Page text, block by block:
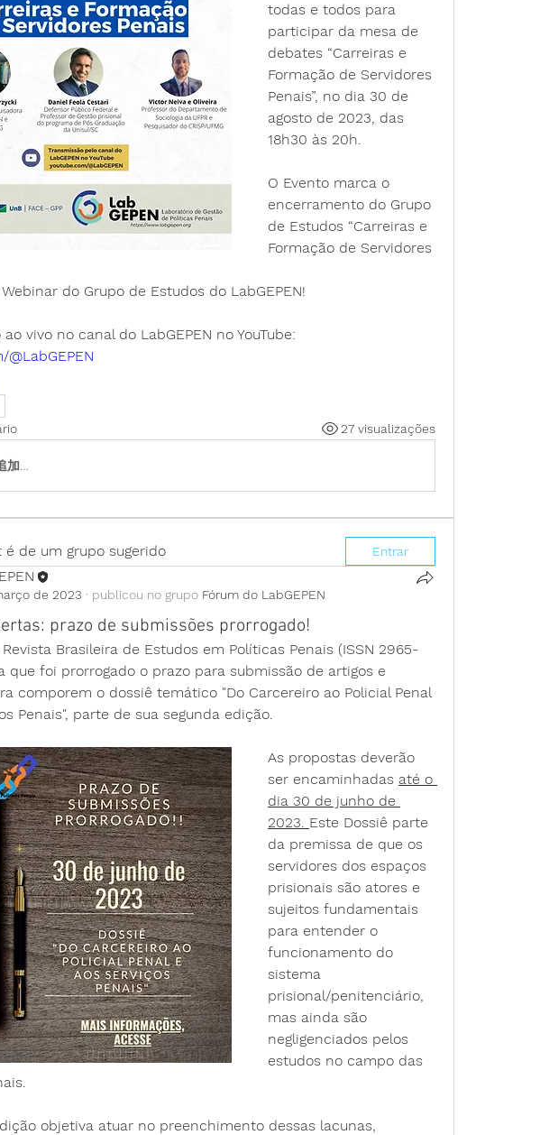
todas e todos para
participar da mesa de
debates “Carreiras e
Formação de Servidores
Penais”, no dia 30 de
agosto de 2023, das
18h30 às 20h.
O Evento marca o
encerramento do Grupo
de Estudos “Carreiras e
Formação de Servidores
do Grupo de Estudos do LabGEPEN!
vivo no canal do LabGEPEN no YouTube:
27 visualizações
加…
é de um grupo sugerido Entrar
de 2023 · publicou no grupo Fórum do LabGEPEN
prazo de submissões prorrogado!
Brasileira de Estudos em Políticas Penais (ISSN 2965-
que foi prorrogado o prazo para submissão de artigos e
comporem o dossiê temático "Do Carcereiro ao Policial Penal
Penais", parte de sua segunda edição.
As propostas deverão
ser encaminhadas até o
dia 30 de junho de
2023. Este Dossiê parte
da premissa de que os
servidores dos espaços
prisionais são atores e
sujeitos fundamentais
para entender o
funcionamento do
sistema
prisional/penitenciário,
mas ainda são
negligenciados pelos
estudos no campo das
objetiva atuar no preenchimento dessas lacunas,